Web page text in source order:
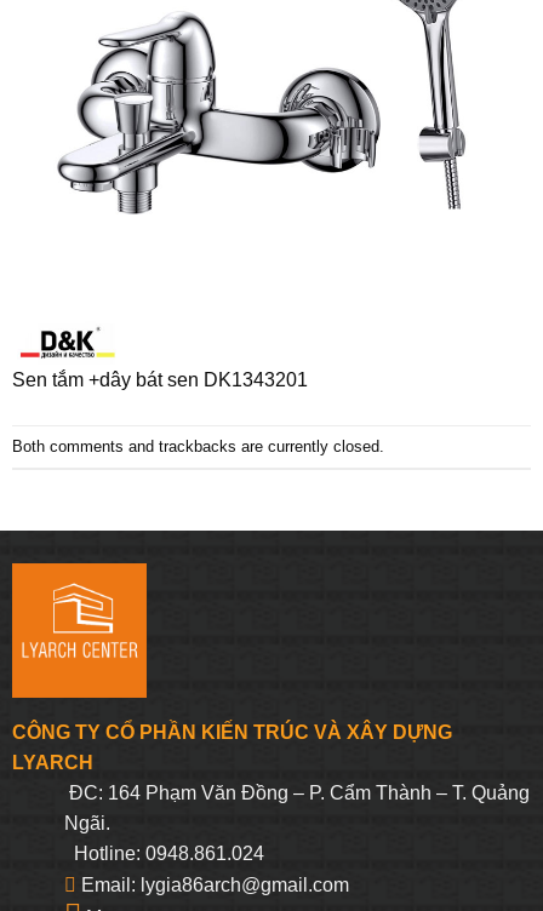
Sen tắm +dây bát sen DK1343201
Both comments and trackbacks are currently closed.
CÔNG TY CỔ PHẦN KIẾN TRÚC VÀ XÂY DỰNG
LYARCH
ĐC: 164 Phạm Văn Đồng – P. Cẩm Thành – T. Quảng
Ngãi.
Hotline: 0948.861.024
Email: lygia86arch@gmail.com